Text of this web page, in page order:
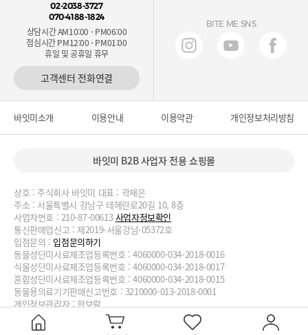
02-2038-3727
070-4188-1824
상담시간 AM10:00 - PM06:00
점심시간 PM12:00 - PM01:00
휴일 및 공휴일 휴무
고객센터 전화연결
BITE ME SNS
바잇미소개 이용안내 이용약관 개인정보처리방침
바잇미 B2B 사업자 전용 쇼핑몰
상호 : 주식회사 바잇미 대표 : 곽재은
주소 : 서울특별시 강남구 테헤란로20길 10, 8층
사업자번호 : 210-87-00613사업자정보확인
통신판매업신고 : 제2019-서울강남-05372호
입점문의 : 입점문의하기
동물성단미사료제조업등록번호 : 4060000-034-2018-0016
식물성단미사료제조업등록번호 : 4060000-034-2018-0017
혼합성단미사료제조업등록번호 : 4060000-034-2018-0015
동물용의료기기판매신고번호 : 3210000-013-2018-0001
개인정보관리자 : 한보람
대표번호 : 02-2038-3727, 070-4188-1824 이메일 :biteme@biteme.co.kr
copyrightⓒ2020 biteme.co.kr. All Rights Reserved.